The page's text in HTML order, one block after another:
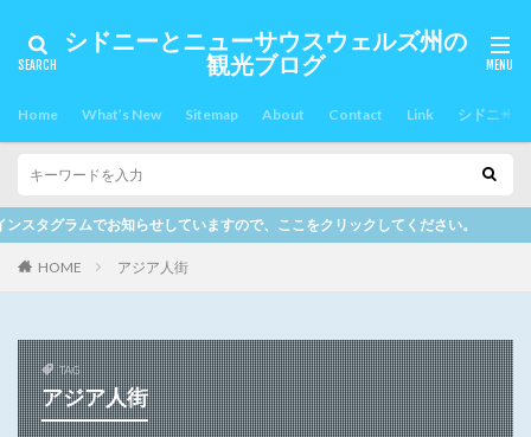
シドニーとニューサウスウェルズ州の
観光ブログ
Home What’s New Sitemap About Contact Link シドニー
ますので、ここをクリックしてください。
HOME アジア人街
TAG
アジア人街